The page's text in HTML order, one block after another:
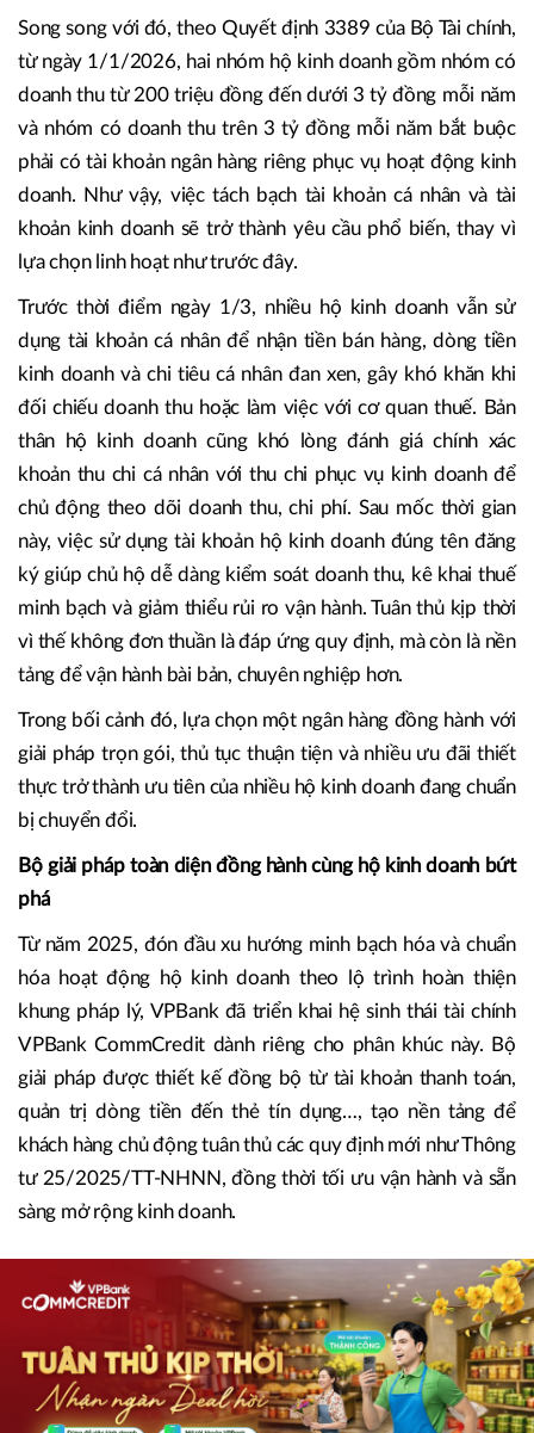
Song song với đó, theo Quyết định 3389 của Bộ Tài chính,
từ ngày 1/1/2026, hai nhóm hộ kinh doanh gồm nhóm có
doanh thu từ 200 triệu đồng đến dưới 3 tỷ đồng mỗi năm
và nhóm có doanh thu trên 3 tỷ đồng mỗi năm bắt buộc
phải có tài khoản ngân hàng riêng phục vụ hoạt động kinh
doanh. Như vậy, việc tách bạch tài khoản cá nhân và tài
khoản kinh doanh sẽ trở thành yêu cầu phổ biến, thay vì
lựa chọn linh hoạt như trước đây.
Trước thời điểm ngày 1/3, nhiều hộ kinh doanh vẫn sử
dụng tài khoản cá nhân để nhận tiền bán hàng, dòng tiền
kinh doanh và chi tiêu cá nhân đan xen, gây khó khăn khi
đối chiếu doanh thu hoặc làm việc với cơ quan thuế. Bản
thân hộ kinh doanh cũng khó lòng đánh giá chính xác
khoản thu chi cá nhân với thu chi phục vụ kinh doanh để
chủ động theo dõi doanh thu, chi phí. Sau mốc thời gian
này, việc sử dụng tài khoản hộ kinh doanh đúng tên đăng
ký giúp chủ hộ dễ dàng kiểm soát doanh thu, kê khai thuế
minh bạch và giảm thiểu rủi ro vận hành. Tuân thủ kịp thời
vì thế không đơn thuần là đáp ứng quy định, mà còn là nền
tảng để vận hành bài bản, chuyên nghiệp hơn.
Trong bối cảnh đó, lựa chọn một ngân hàng đồng hành với
giải pháp trọn gói, thủ tục thuận tiện và nhiều ưu đãi thiết
thực trở thành ưu tiên của nhiều hộ kinh doanh đang chuẩn
bị chuyển đổi.
Bộ giải pháp toàn diện đồng hành cùng hộ kinh doanh bứt
phá
Từ năm 2025, đón đầu xu hướng minh bạch hóa và chuẩn
hóa hoạt động hộ kinh doanh theo lộ trình hoàn thiện
khung pháp lý, VPBank đã triển khai hệ sinh thái tài chính
VPBank CommCredit dành riêng cho phân khúc này. Bộ
giải pháp được thiết kế đồng bộ từ tài khoản thanh toán,
quản trị dòng tiền đến thẻ tín dụng…, tạo nền tảng để
khách hàng chủ động tuân thủ các quy định mới như Thông
tư 25/2025/TT-NHNN, đồng thời tối ưu vận hành và sẵn
sàng mở rộng kinh doanh.